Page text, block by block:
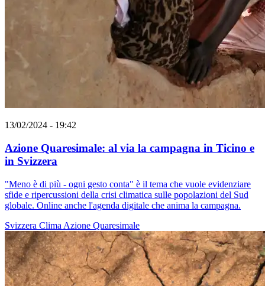
13/02/2024 - 19:42
Azione Quaresimale: al via la campagna in Ticino e
in Svizzera
"Meno è di più - ogni gesto conta" è il tema che vuole evidenziare
sfide e ripercussioni della crisi climatica sulle popolazioni del Sud
globale. Online anche l'agenda digitale che anima la campagna.
Svizzera Clima Azione Quaresimale